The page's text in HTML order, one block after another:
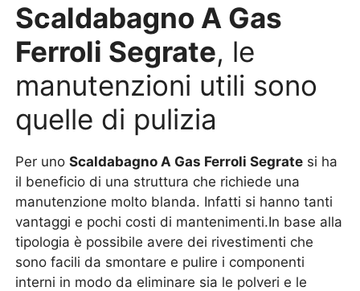
Scaldabagno A Gas
Ferroli Segrate, le
manutenzioni utili sono
quelle di pulizia
Per unoScaldabagno A Gas Ferroli Segrate si ha
il beneficio di una struttura che richiede una
manutenzione molto blanda. Infatti si hanno tanti
vantaggi e pochi costi di mantenimenti.In base alla
tipologia è possibile avere dei rivestimenti che
sono facili da smontare e pulire i componenti
interni in modo da eliminare sia le polveri e le